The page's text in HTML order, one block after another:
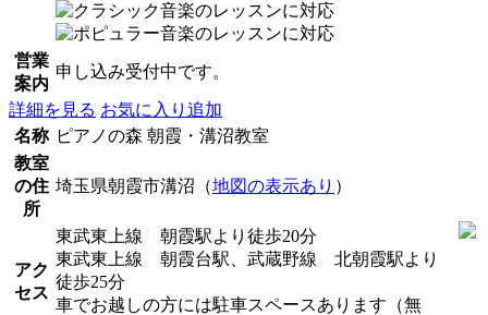
営業
案内
申し込み受付中です。
詳細を見る お気に入り追加
名称 ピアノの森 朝霞・溝沼教室
教室
の住
所
埼玉県朝霞市溝沼（地図の表示あり ）
アク
セス
東武東上線 朝霞駅より徒歩20分
東武東上線 朝霞台駅、武蔵野線 北朝霞駅より
徒歩25分
車でお越しの方には駐車スペースあります（無